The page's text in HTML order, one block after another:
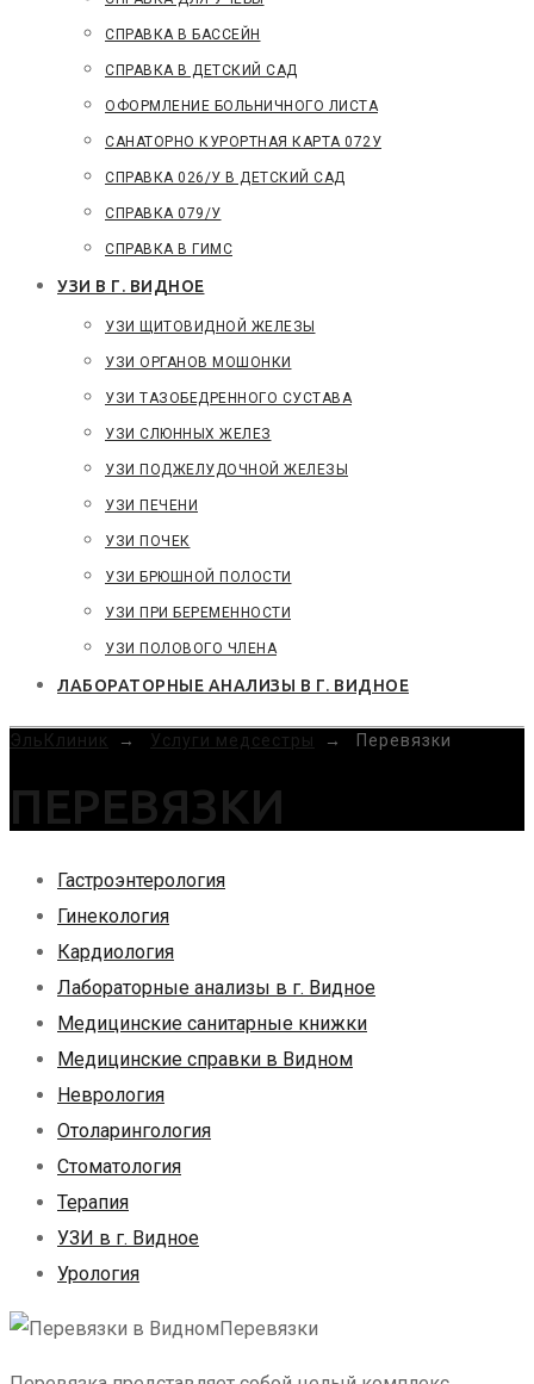
CПРАВКА В БАССЕЙН
СПРАВКА В ДЕТСКИЙ САД
ОФОРМЛЕНИЕ БОЛЬНИЧНОГО ЛИСТА
САНАТОРНО КУРОРТНАЯ КАРТА 072У
СПРАВКА 026/У В ДЕТСКИЙ САД
СПРАВКА 079/У
СПРАВКА В ГИМС
УЗИ В Г. ВИДНОЕ
УЗИ ЩИТОВИДНОЙ ЖЕЛЕЗЫ
УЗИ ОРГАНОВ МОШОНКИ
УЗИ ТАЗОБЕДРЕННОГО СУСТАВА
УЗИ СЛЮННЫХ ЖЕЛЕЗ
УЗИ ПОДЖЕЛУДОЧНОЙ ЖЕЛЕЗЫ
УЗИ ПЕЧЕНИ
УЗИ ПОЧЕК
УЗИ БРЮШНОЙ ПОЛОСТИ
УЗИ ПРИ БЕРЕМЕННОСТИ
УЗИ ПОЛОВОГО ЧЛЕНА
ЛАБОРАТОРНЫЕ АНАЛИЗЫ В Г. ВИДНОЕ
ЭльКлиник → Услуги медсестры → Перевязки
ПЕРЕВЯЗКИ
Гастроэнтерология
Гинекология
Кардиология
Лабораторные анализы в г. Видное
Медицинские санитарные книжки
Медицинские справки в Видном
Неврология
Отоларингология
Стоматология
Терапия
УЗИ в г. Видное
Урология
Перевязки